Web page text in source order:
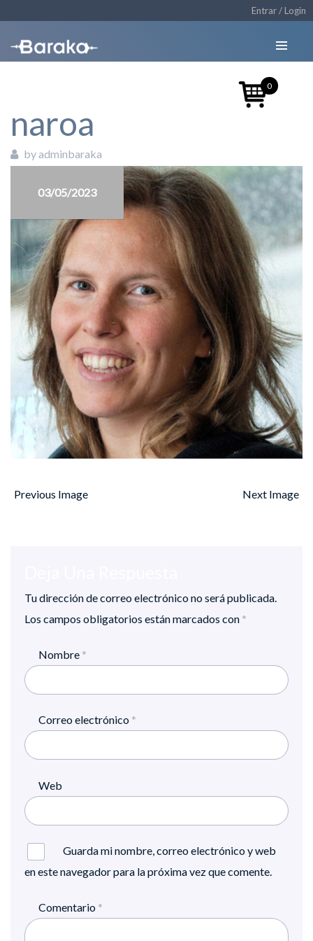
Entrar / Login
naroa
by adminbaraka
03/05/2023
Previous Image Next Image
Tu dirección de correo electrónico no será publicada.
Los campos obligatorios están marcados con *
Nombre *
Correo electrónico *
Web
Guarda mi nombre, correo electrónico y web
en este navegador para la próxima vez que comente.
Comentario *
0